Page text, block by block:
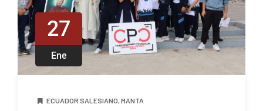
27
Ene
ECUADOR SALESIANO,MANTA